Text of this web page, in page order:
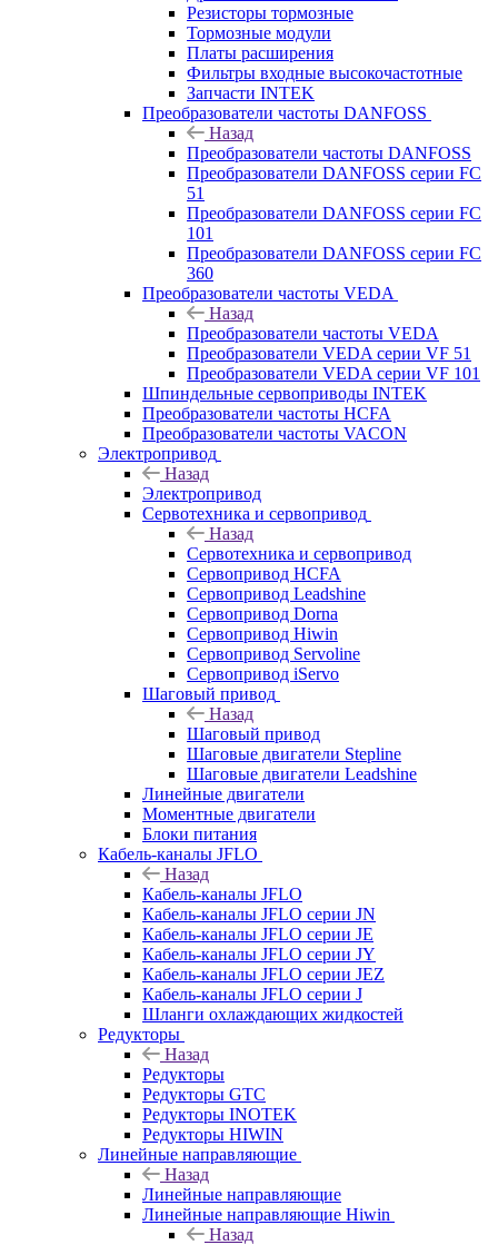
Резисторы тормозные
Тормозные модули
Платы расширения
Фильтры входные высокочастотные
Запчасти INTEK
Преобразователи частоты DANFOSS
Назад
Преобразователи частоты DANFOSS
Преобразователи DANFOSS серии FC
51
Преобразователи DANFOSS серии FC
101
Преобразователи DANFOSS серии FC
360
Преобразователи частоты VEDA
Назад
Преобразователи частоты VEDA
Преобразователи VEDA серии VF 51
Преобразователи VEDA серии VF 101
Шпиндельные сервоприводы INTEK
Преобразователи частоты HCFA
Преобразователи частоты VACON
Электропривод
Назад
Электропривод
Сервотехника и сервопривод
Назад
Сервотехника и сервопривод
Сервопривод HCFA
Сервопривод Leadshine
Сервопривод Dorna
Сервопривод Hiwin
Сервопривод Servoline
Сервопривод iServo
Шаговый привод
Назад
Шаговый привод
Шаговые двигатели Stepline
Шаговые двигатели Leadshine
Линейные двигатели
Моментные двигатели
Блоки питания
Кабель-каналы JFLO
Назад
Кабель-каналы JFLO
Кабель-каналы JFLO серии JN
Кабель-каналы JFLO серии JE
Кабель-каналы JFLO серии JY
Кабель-каналы JFLO серии JEZ
Кабель-каналы JFLO серии J
Шланги охлаждающих жидкостей
Редукторы
Назад
Редукторы
Редукторы GTC
Редукторы INOTEK
Редукторы HIWIN
Линейные направляющие
Назад
Линейные направляющие
Линейные направляющие Hiwin
Назад